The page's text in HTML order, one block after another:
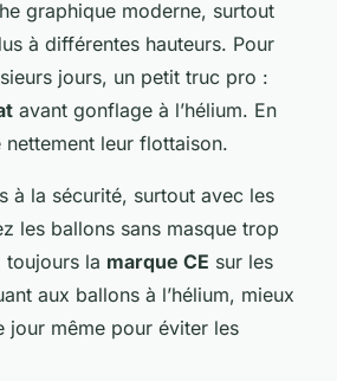
graphique moderne, surtout
à différentes hauteurs. Pour
jours, un petit truc pro :
avant gonflage à l’hélium. En
leur flottaison.
à la sécurité, surtout avec les
les ballons sans masque trop
toujours la marque CE sur les
aux ballons à l’hélium, mieux
jour même pour éviter les